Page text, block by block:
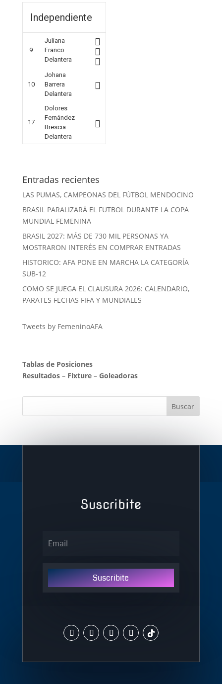
Independiente
9
Juliana
Franco
Delantera
10
Johana
Barrera
Delantera
17
Dolores
Fernández
Brescia
Delantera
Entradas recientes
LAS PUMAS, CAMPEONAS DEL FÚTBOL MENDOCINO
BRASIL PARALIZARÁ EL FUTBOL DURANTE LA COPA
MUNDIAL FEMENINA
BRASIL 2027: MÁS DE 730 MIL PERSONAS YA
MOSTRARON INTERÉS EN COMPRAR ENTRADAS
HISTORICO: AFA PONE EN MARCHA LA CATEGORÍA
SUB-12
COMO SE JUEGA EL CLAUSURA 2026: CALENDARIO,
PARATES FECHAS FIFA Y MUNDIALES
Tweets by FemeninoAFA
Tablas de Posiciones
Resultados– Fixture– Goleadoras
Suscribite
Suscribite